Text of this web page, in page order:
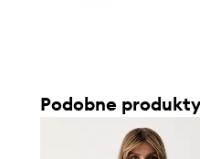
Podobne produkty